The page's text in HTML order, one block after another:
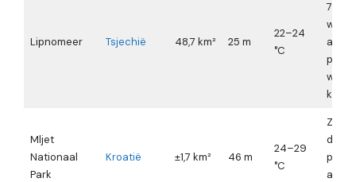
Lipnomeer Tsjechië 48,7 km² 25 m
22–24
°C
726
wind
Mljet
Nationaal
Park
Kroatië ±1,7 km² 46 m
24–29
°C
Zeer
door
altijd